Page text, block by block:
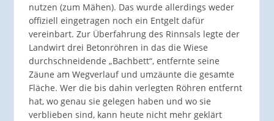
nutzen (zum Mähen). Das wurde allerdings weder
offiziell eingetragen noch ein Entgelt dafür
vereinbart. Zur Überfahrung des Rinnsals legte der
Landwirt drei Betonröhren in das die Wiese
durchschneidende „Bachbett“, entfernte seine
Zäune am Wegverlauf und umzäunte die gesamte
Fläche. Wer die bis dahin verlegten Röhren entfernt
hat, wo genau sie gelegen haben und wo sie
verblieben sind, kann heute nicht mehr geklärt